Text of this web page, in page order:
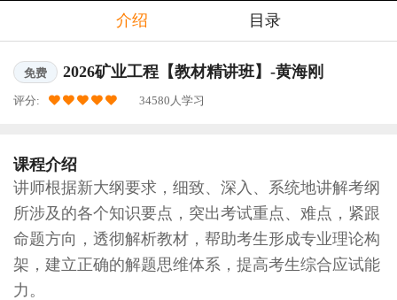
介绍 目录
免费 2026矿业工程【教材精讲班】-黄海刚
评分: 34580人学习
课程介绍
讲师根据新大纲要求，细致、深入、系统地讲解考纲
所涉及的各个知识要点，突出考试重点、难点，紧跟
命题方向，透彻解析教材，帮助考生形成专业理论构
架，建立正确的解题思维体系，提高考生综合应试能
力。